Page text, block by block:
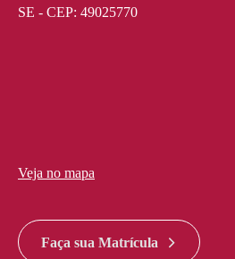
SE - CEP: 49025770
Veja no mapa
Faça sua Matrícula